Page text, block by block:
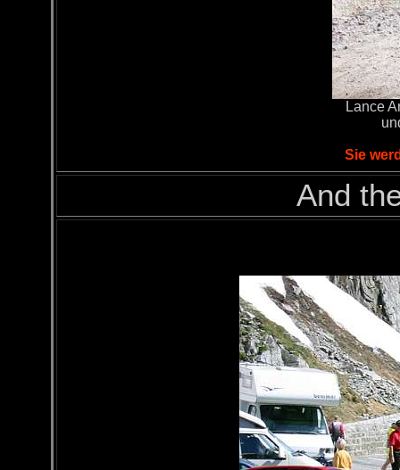
Lance
Sie
And